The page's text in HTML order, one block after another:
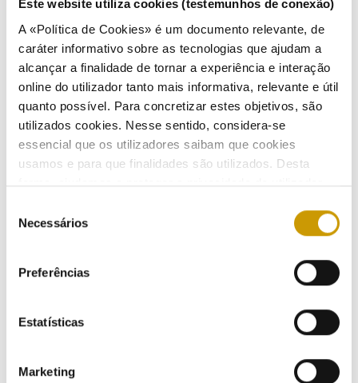
Este website utiliza cookies (testemunhos de conexão)
A «Política de Cookies» é um documento relevante, de
caráter informativo sobre as tecnologias que ajudam a
alcançar a finalidade de tornar a experiência e interação
online do utilizador tanto mais informativa, relevante e útil
quanto possível. Para concretizar estes objetivos, são
utilizados cookies. Nesse sentido, considera-se
essencial que os utilizadores saibam que cookies
usamos e para que finalidades são utilizados. Desta
forma, ajudamos a proteger a privacidade do utilizador,
simples possível de usar. Para obter mais informações
consulte a nossa Ouvir .
Necessários
Preferências
Estatísticas
Marketing
19/07/2012
Mercado liberalizado de eletricidade atinge em
maio 54,2% do consumo global
03/07/2012
abril 53,6% do consumo global